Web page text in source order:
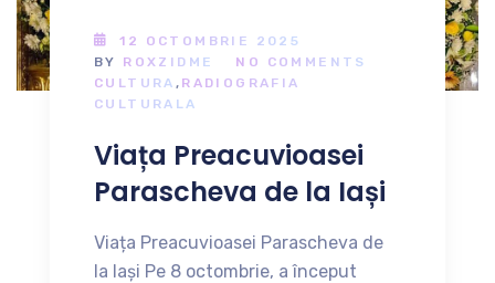
12 OCTOMBRIE 2025
BY ROXZIDME
NO COMMENTS
CULTURA , RADIOGRAFIA
CULTURALA
Viața Preacuvioasei
Parascheva de la Iași
Viața Preacuvioasei Parascheva de
la Iași Pe 8 octombrie, a început